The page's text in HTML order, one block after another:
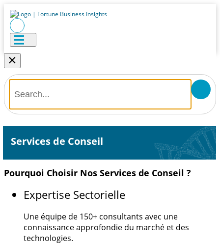
×
Services de Conseil
Pourquoi Choisir Nos Services de Conseil ?
Expertise Sectorielle
Une équipe de 150+ consultants avec une
connaissance approfondie du marché et des
technologies.